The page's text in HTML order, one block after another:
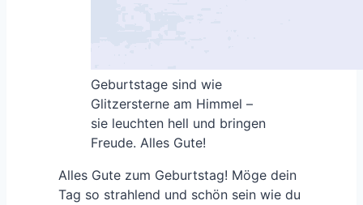
Geburtstage sind wie
Glitzersterne am Himmel –
sie leuchten hell und bringen
Freude. Alles Gute!
Alles Gute zum Geburtstag! Möge dein
Tag so strahlend und schön sein wie du